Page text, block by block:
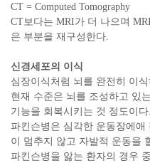
CT = Computed Tomography
CT보다는 MRI가 더 나으며
은 부분을 재구성한다.
신경세포의 이식
심장이식처럼 뇌를 완전히 이
현재 수준은 뇌를 조성하고 있
기능을 회복시키는 것 정도이다.
파킨슨병은 심각한 운동장에
이 멈추지 않고 자발적 운동을
파킨슨병을 앓는 환자의 경우